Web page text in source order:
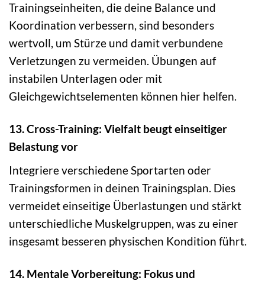
Trainingseinheiten, die deine Balance und
Koordination verbessern, sind besonders
wertvoll, um Stürze und damit verbundene
Verletzungen zu vermeiden. Übungen auf
instabilen Unterlagen oder mit
Gleichgewichtselementen können hier helfen.
13. Cross-Training: Vielfalt beugt einseitiger
Belastung vor
Integriere verschiedene Sportarten oder
Trainingsformen in deinen Trainingsplan. Dies
vermeidet einseitige Überlastungen und stärkt
unterschiedliche Muskelgruppen, was zu einer
insgesamt besseren physischen Kondition führt.
14. Mentale Vorbereitung: Fokus und